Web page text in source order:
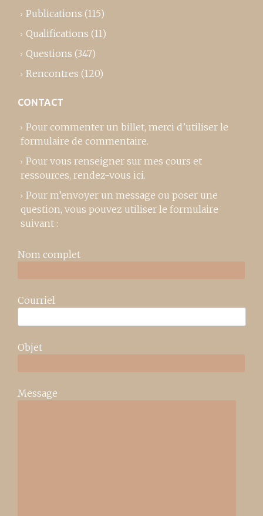
Publications (115)
Qualifications (11)
Questions (347)
Rencontres (120)
CONTACT
Pour commenter un billet, merci d’utiliser le
formulaire de commentaire.
Pour vous renseigner sur mes cours et
ressources, rendez-vous ici.
Pour m’envoyer un message ou poser une
question, vous pouvez utiliser le formulaire
suivant :
Nom complet
Courriel
Objet
Message